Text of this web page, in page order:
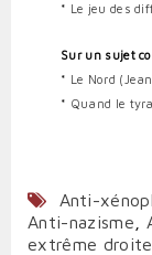
* Le jeu des
Sur un sujet
* Le Nord
* Quand le
Anti-
Anti-nazisme
extrême droite